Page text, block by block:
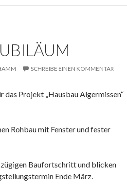
SCHREIBE EINEN KOMMENTAR
das Projekt „Hausbau Algermissen“
Rohbau mit Fenster und fester
Baufortschritt und blicken
Ende März.